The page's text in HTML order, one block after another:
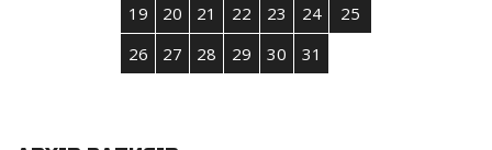
19
20 21 22 23 24
25
26
27 28 29 30 31